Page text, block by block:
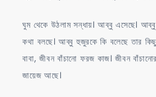
ঘুম থেকে উঠলাম সন্ধায়। আব্বু এসেছে।
কথা বলছে। আব্বু হুজুরকে কি বলেছে তার
বাবা, জীবন বাঁচানো ফরজ কাজ। জীবন
জায়েজ আছে।